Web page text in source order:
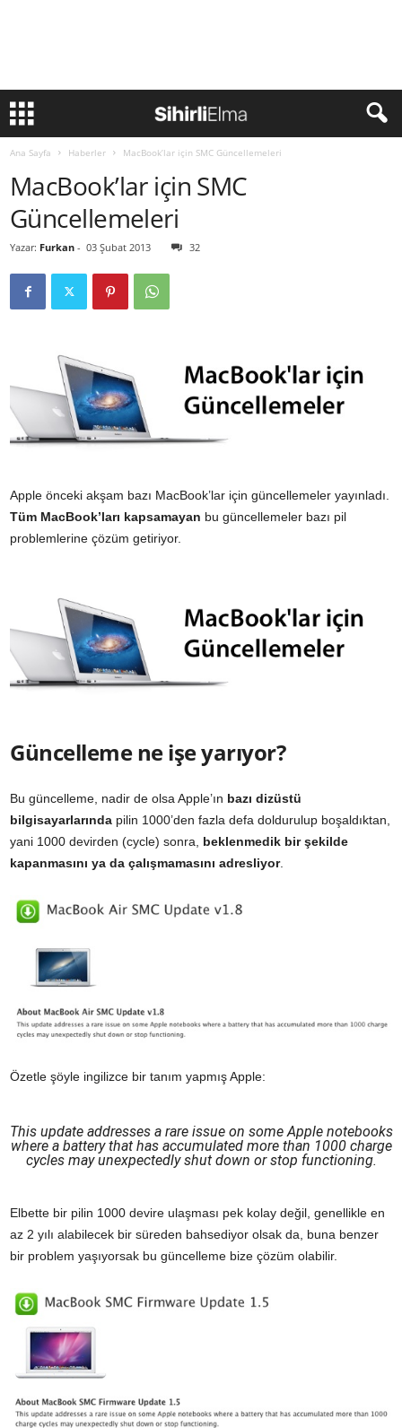
Ana Sayfa Haberler MacBook’lar için SMC Güncellemeleri
MacBook’lar için SMC
Güncellemeleri
Yazar: Furkan - 03 Şubat 2013 32
Apple önceki akşam bazı MacBook’lar için güncellemeler yayınladı.
Tüm MacBook’ları kapsamayan bu güncellemeler bazı pil
problemlerine çözüm getiriyor.
Güncelleme ne işe yarıyor?
Bu güncelleme, nadir de olsa Apple’ın bazı dizüstü
bilgisayarlarında pilin 1000’den fazla defa doldurulup boşaldıktan,
yani 1000 devirden (cycle) sonra, beklenmedik bir şekilde
kapanmasını ya da çalışmamasını adresliyor.
Özetle şöyle ingilizce bir tanım yapmış Apple:
This update addresses a rare issue on some Apple notebooks
where a battery that has accumulated more than 1000 charge
cycles may unexpectedly shut down or stop functioning.
Elbette bir pilin 1000 devire ulaşması pek kolay değil, genellikle en
az 2 yılı alabilecek bir süreden bahsediyor olsak da, buna benzer
bir problem yaşıyorsak bu güncelleme bize çözüm olabilir.